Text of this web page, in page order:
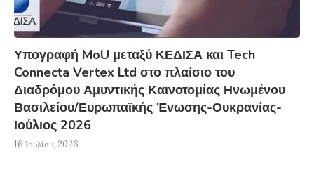
Υπογραφή MoU μεταξύ ΚΕΔΙΣΑ και Tech
Connecta Vertex Ltd στο πλαίσιο του
Διαδρόμου Αμυντικής Καινοτομίας Ηνωμένου
Βασιλείου/Ευρωπαϊκής Ένωσης-Ουκρανίας-
Ιούλιος 2026
16 Ιουλίου, 2026